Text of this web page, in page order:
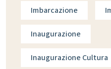
Imbarcazione
Inaugurazione
Inaugurazione Cultura